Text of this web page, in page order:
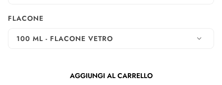
FLACONE
100 ML - FLACONE VETRO
AGGIUNGI AL CARRELLO